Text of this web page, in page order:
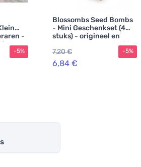
-
-5%
Blossombs Seed Bombs
- Mini Geschenkset (4
stuks) - origineel en
praktisch cadeau in één
7,20 €
6,84 €
-5%